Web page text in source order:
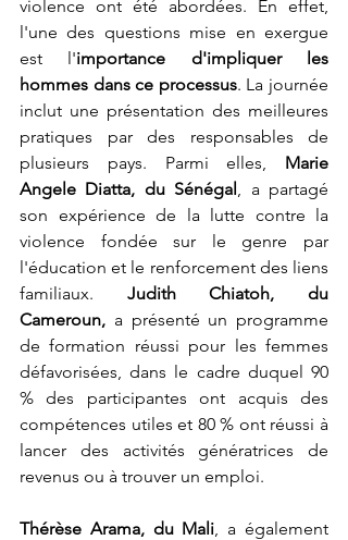
violence ont été abordées. En effet,
l'une des questions mise en exergue
est l'importance d'impliquer les
hommes dans ce processus. La journée
inclut une présentation des meilleures
pratiques par des responsables de
plusieurs pays. Parmi elles, Marie
Angele Diatta, du Sénégal, a partagé
son expérience de la lutte contre la
violence fondée sur le genre par
l'éducation et le renforcement des liens
familiaux. Judith Chiatoh, du
Cameroun, a présenté un programme
de formation réussi pour les femmes
défavorisées, dans le cadre duquel 90
% des participantes ont acquis des
compétences utiles et 80 % ont réussi à
lancer des activités génératrices de
revenus ou à trouver un emploi.
Thérèse Arama, du Mali, a également